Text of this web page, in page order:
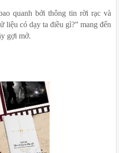
quanh bởi thông tin rời rạc và
liệu có dạy ta điều gì?” mang đến
gợi mở.